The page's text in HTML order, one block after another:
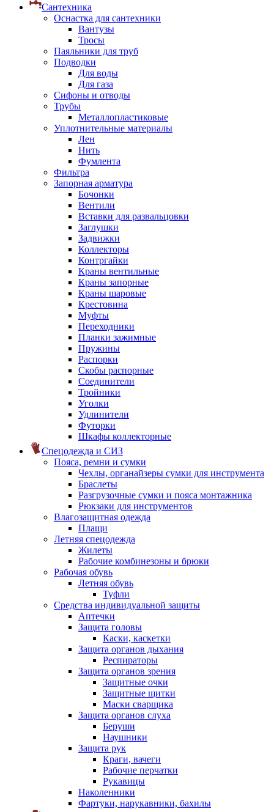
Сантехника
Оснастка для сантехники
Вантузы
Тросы
Паяльники для труб
Подводки
Для воды
Для газа
Сифоны и отводы
Трубы
Металлопластиковые
Уплотнительные материалы
Лен
Нить
Фумлента
Фильтра
Запорная арматура
Бочонки
Вентили
Вставки для развальцовки
Заглушки
Задвижки
Коллекторы
Контргайки
Краны вентильные
Краны запорные
Краны шаровые
Крестовина
Муфты
Переходники
Планки зажимные
Пружины
Распорки
Скобы распорные
Соединители
Тройники
Уголки
Удлинители
Футорки
Шкафы коллекторные
Спецодежда и СИЗ
Пояса, ремни и сумки
Чехлы, органайзеры сумки для инструмента
Браслеты
Разгрузочные сумки и пояса монтажника
Рюкзаки для инструментов
Влагозащитная одежда
Плащи
Летняя спецодежда
Жилеты
Рабочие комбинезоны и брюки
Рабочая обувь
Летняя обувь
Туфли
Средства индивидуальной защиты
Аптечки
Защита головы
Каски, каскетки
Защита органов дыхания
Респираторы
Защита органов зрения
Защитные очки
Защитные щитки
Маски сварщика
Защита органов слуха
Беруши
Наушники
Защита рук
Краги, вачеги
Рабочие перчатки
Рукавицы
Наколенники
Фартуки, нарукавники, бахилы